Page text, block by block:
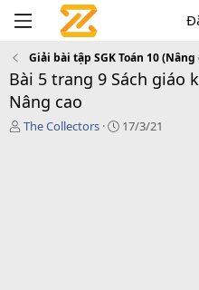
Giải bài tập SGK Toán 10 (Nâng
Bài 5 trang 9 Sách giáo
Nâng cao
T
The Collectors
C17/3/21